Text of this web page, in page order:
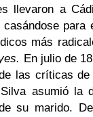
llevaron a
casándose para
más
En julio de
las críticas
asumió la
su marido.